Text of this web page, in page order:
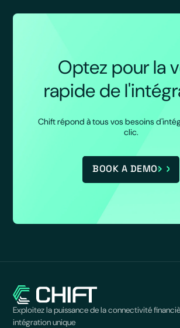
Optez pour la
rapide de
Chift répond à tous vos besoins
clic.
BOOK A DEMO
Exploitez la puissance de la connectivité
intégration unique